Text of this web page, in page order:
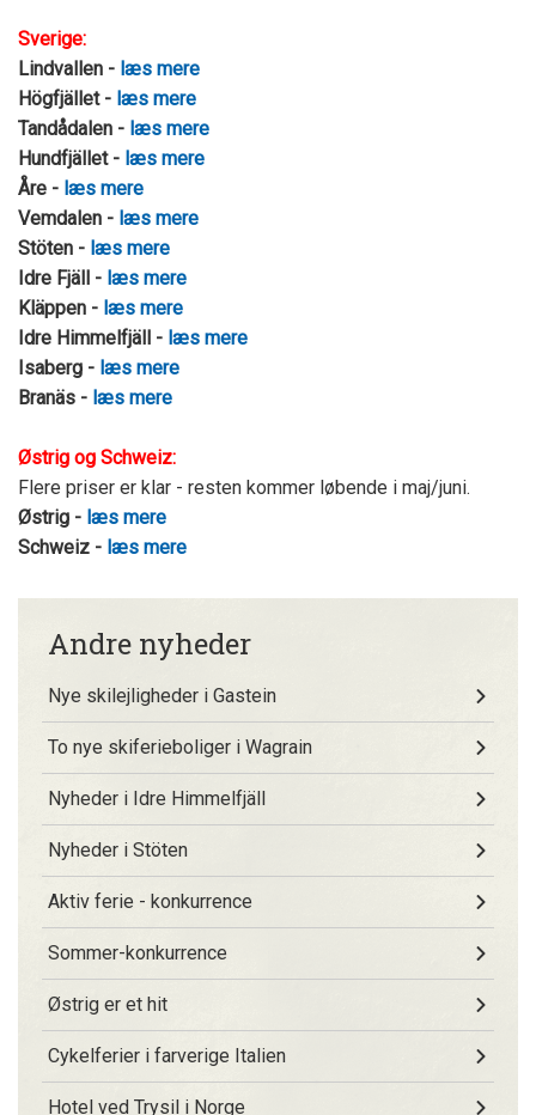
Sverige:
Lindvallen - læs mere
Högfjället - læs mere
Tandådalen - læs mere
Hundfjället - læs mere
Åre - læs mere
Vemdalen - læs mere
Stöten - læs mere
Idre Fjäll - læs mere
Kläppen - læs mere
Idre Himmelfjäll - læs mere
Isaberg - læs mere
Branäs - læs mere
Østrig og Schweiz:
Flere priser er klar - resten kommer løbende i maj/juni.
Østrig - læs mere
Schweiz - læs mere
Andre nyheder
Nye skilejligheder i Gastein
To nye skiferieboliger i Wagrain
Nyheder i Idre Himmelfjäll
Nyheder i Stöten
Aktiv ferie - konkurrence
Sommer-konkurrence
Østrig er et hit
Cykelferier i farverige Italien
Hotel ved Trysil i Norge